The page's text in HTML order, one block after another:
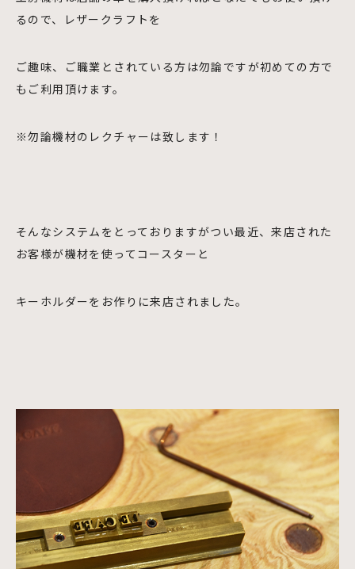
るので、レザークラフトを
ご趣味、ご職業とされている方は勿論ですが初めての方で
もご利用頂けます。
※勿論機材のレクチャーは致します！
そんなシステムをとっておりますがつい最近、来店された
お客様が機材を使ってコースターと
キーホルダーをお作りに来店されました。